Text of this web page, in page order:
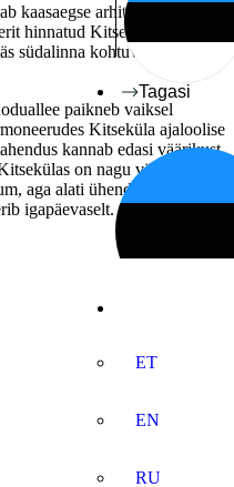
Tagasi
ET
EN
RU
kaasaegse arhitektuuri ja
hinnatud Kitseküla asumis,
südalinna kohtuvad
paikneb vaiksel
Kitseküla ajaloolise
kannab edasi väärikust
on nagu väike
aga alati ühenduses kõige
igapäevaselt.